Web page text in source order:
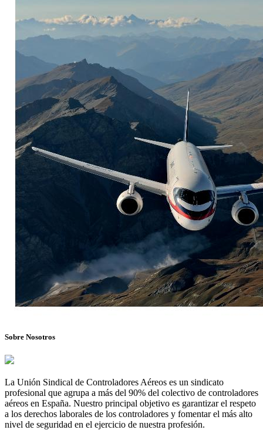
Sobre Nosotros
La Unión Sindical de Controladores Aéreos es un sindicato
profesional que agrupa a más del 90% del colectivo de controladores
aéreos en España. Nuestro principal objetivo es garantizar el respeto
a los derechos laborales de los controladores y fomentar el más alto
nivel de seguridad en el ejercicio de nuestra profesión.